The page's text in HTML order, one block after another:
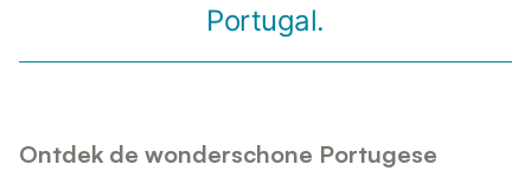
Portugal.
Ontdek de wonderschone Portugese